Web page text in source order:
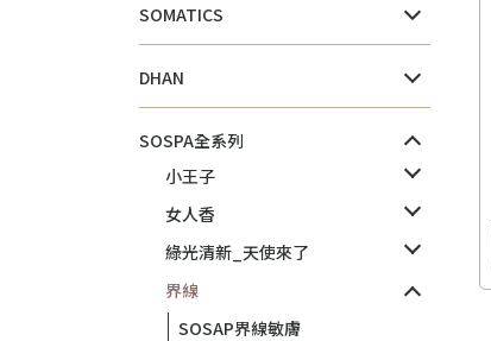
SOMATICS
DHAN
SOSPA全系列
小王子
女人香
綠光清新_天使來了
界線
SOSAP界線敏膚